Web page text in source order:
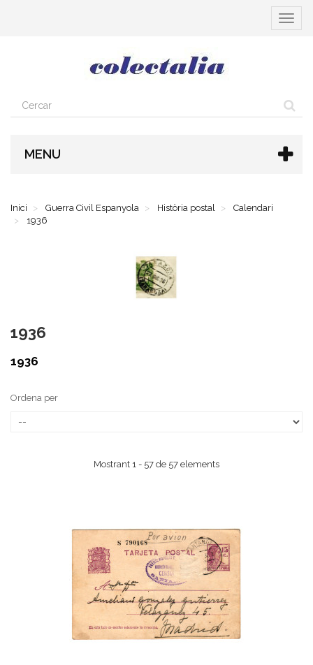
Toggle
MENU
Inici Guerra Civil Espanyola Història postal
Calendari
1936
1936
1936
Ordena per
Mostrant 1 - 57 de 57 elements